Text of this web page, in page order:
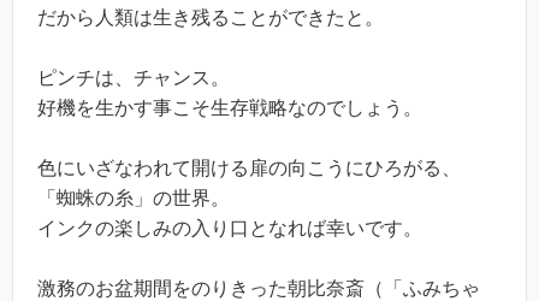
だから人類は生き残ることができたと。
ピンチは、チャンス。
好機を生かす事こそ生存戦略なのでしょう。
色にいざなわれて開ける扉の向こうにひろがる、
「蜘蛛の糸」の世界。
インクの楽しみの入り口となれば幸いです。
激務のお盆期間をのりきった朝比奈斎（「ふみちゃ